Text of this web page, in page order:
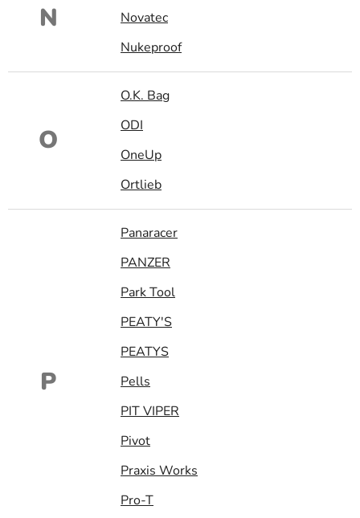
N
Novatec
Nukeproof
O
O.K. Bag
ODI
OneUp
Ortlieb
P
Panaracer
PANZER
Park Tool
PEATY'S
PEATYS
Pells
PIT VIPER
Pivot
Praxis Works
Pro-T